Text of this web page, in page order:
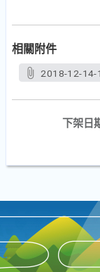
相關附件
2018-12-
下架日